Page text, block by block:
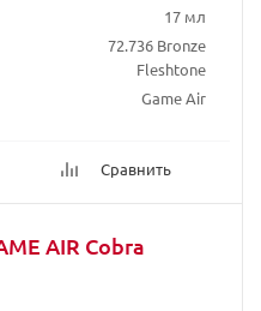
17 мл
72.736 Bronze
Fleshtone
Game Air
Сравнить
AIR Cobra